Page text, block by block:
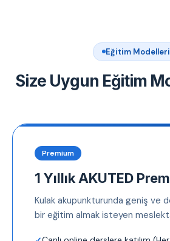
Eğitim Modelleri
Size Uygun Eğitim
Premium
1 Yıllık AKUTED
Kulak akupunkturunda geniş ve
bir eğitim almak isteyen